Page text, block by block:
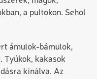
a pultokon. Sehol
ámulok-bámulok,
Tyúkok, kakasok
kínálva. Az